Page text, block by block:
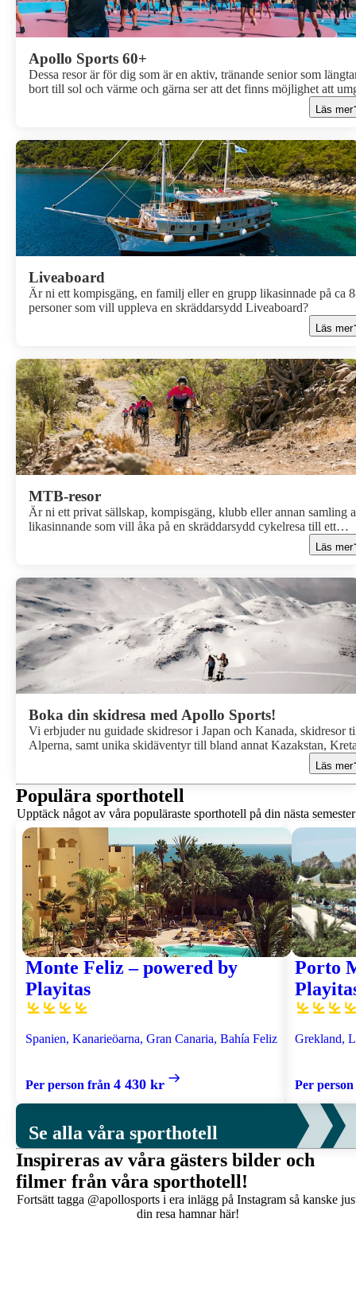
Apollo Sports 60+
Dessa resor är för dig som är en aktiv, tränande senior som
bort till sol och värme och gärna ser att det finns möjlighet att
Läs mer
Liveaboard
Är ni ett kompisgäng, en familj eller en grupp likasinnade på ca
personer som vill uppleva en skräddarsydd Liveaboard?
Läs mer
MTB-resor
Är ni ett privat sällskap, kompisgäng, klubb eller annan samling
likasinnande som vill åka på en skräddarsydd cykelresa till ett
spännande resmål? Då har du hamnat rätt! Arrangera din egenLäs mer
Boka din skidresa med Apollo Sports!
Vi erbjuder nu guidade skidresor i Japan och Kanada, skidresor
Alperna, samt unika skidäventyr till bland annat Kazakstan,
Läs mer
Populära sporthotell
Upptäck något av våra populäraste sporthotell på din nästa
Monte Feliz – powered by
Playitas
Spanien, Kanarieöarna, Gran Canaria, Bahía Feliz
Per person från 4 430 kr
Porto
Grekland,
Per
Se alla våra sporthotell
Inspireras av våra gästers bilder och
filmer från våra sporthotell!
Fortsätt tagga @apollosports i era inlägg på Instagram så kanske
din resa hamnar här!